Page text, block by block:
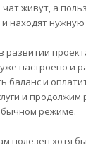
живут, а
находят
развитии
настроено и
баланс и
и продолжим
режиме.
полезен хотя